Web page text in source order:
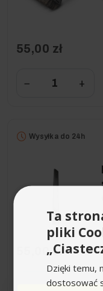
55,00 zł
− +
Wysyłka do 24h
55,00 zł
+
Ta
pliki
Dzięki temu,
dostosować